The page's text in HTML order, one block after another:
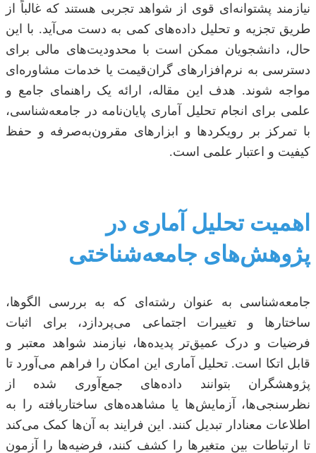
نیازمند پشتوانه‌ای قوی از شواهد تجربی هستند که غالباً از
طریق تجزیه و تحلیل داده‌های کمی به دست می‌آید. با این
حال، دانشجویان ممکن است با محدودیت‌های مالی برای
دسترسی به نرم‌افزارهای گران‌قیمت یا خدمات مشاوره‌ای
مواجه شوند. هدف این مقاله، ارائه یک راهنمای جامع و
علمی برای انجام تحلیل آماری پایان‌نامه در جامعه‌شناسی،
با تمرکز بر رویکردها و ابزارهای مقرون‌به‌صرفه و حفظ
کیفیت و اعتبار علمی است.
اهمیت تحلیل آماری در
پژوهش‌های جامعه‌شناختی
جامعه‌شناسی به عنوان رشته‌ای که به بررسی الگوها،
ساختارها و تغییرات اجتماعی می‌پردازد، برای اثبات
فرضیات و درک عمیق‌تر پدیده‌ها، نیازمند شواهد معتبر و
قابل اتکا است. تحلیل آماری این امکان را فراهم می‌آورد تا
پژوهشگران بتوانند داده‌های جمع‌آوری شده از
نظرسنجی‌ها، آزمایش‌ها یا مشاهده‌های ساختاریافته را به
اطلاعات معنادار تبدیل کنند. این فرایند به آن‌ها کمک می‌کند
تا ارتباطات بین متغیرها را کشف کنند، فرضیه‌ها را آزمون